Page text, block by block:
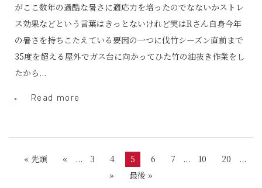
がここ数年の過酷な暑さに適応力を培ったのでなないかストレ
ス効果などという言葉はきっとないけれど実はRさん自身今年
の暑さを持ちこたえている要因の一つに伐竹シーズン直前まで
35度を超える屋外でガス台に向かってひた竹の油抜き作業をし
たから...
Read more
« 先頭 « ... 3 4 5 6 7 ... 10 20
...
»
最後 »